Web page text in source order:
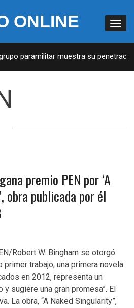
ONLINE
paramilitar muestra su penetración
premio PEN por ‘A
obra publicada por él
Robert W. Bingham se otorgó
primer trabajo, una primera novela
en 2012, representa un
sugiere una gran promesa”. El
La obra, “A Naked Singularity”,